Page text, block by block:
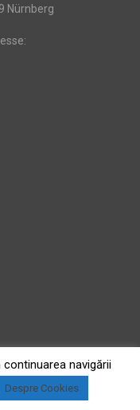
Nürnberg
navigării
Despre Cookies